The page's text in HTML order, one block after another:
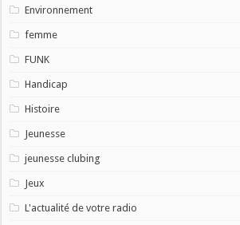
Environnement
femme
FUNK
Handicap
Histoire
Jeunesse
jeunesse clubing
Jeux
L'actualité de votre radio